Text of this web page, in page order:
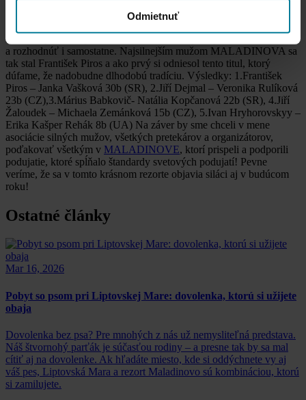
Odmietnuť
Iljin. Pri odovzdávaní cien tímom ostala posledná cena. Tú sa
mužovi spomedzi pretekárov, nakoľko sa výkony dali oddeliť
a rozhodnúť i samostatne. Najsilnejším mužom MALADINOVA sa
tak stal František Piros a ako prvý si odniesol tento titul, ktorý
dúfame, že nadobudne dlhodobú tradíciu. Výsledky: 1.František
Piros – Janka Vašková 30b (SR), 2.Jiří Dejmal – Veronika Rulíková
23b (CZ),3.Márius Babkovič- Natália Kopčanová 22b (SR), 4.Jiří
Žaloudek – Michaela Zemánková 15b (CZ), 5.Ivan Hryhorovskyy –
Erika Kašper Rehák 8b (UA) Na záver by sme chceli v mene
asociácie silných mužov, všetkých pretekárov a organizátorov,
poďakovať všetkým v MALADINOVE, ktorí prispeli a podporili
podujatie, ktoré spĺňalo štandardy svetových podujatí! Pevne
veríme, že sa v tomto krásnom rezorte objavia siláci aj v budúcom
roku!
Ostatné články
Mar 16, 2026
Pobyt so psom pri Liptovskej Mare: dovolenka, ktorú si užijete
obaja
Dovolenka bez psa? Pre mnohých z nás už nemysliteľná predstava.
Náš štvornohý parťák je súčasťou rodiny – a presne tak by sa mal
cítiť aj na dovolenke. Ak hľadáte miesto, kde si oddýchnete vy aj
váš pes, Liptovská Mara a rezort Maladinovo sú kombináciou, ktorú
si zamilujete.